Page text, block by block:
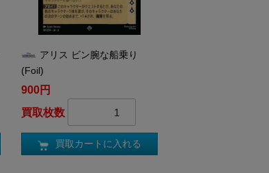
アリス ビン腕な船乗り
(Foil)
900円
買取枚数
買取カートに入れる